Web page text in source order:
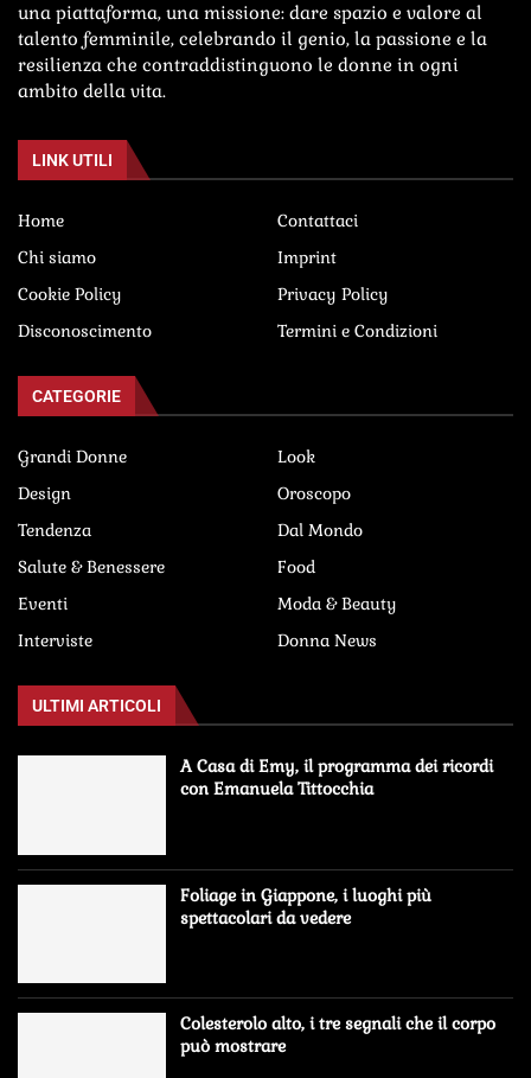
una piattaforma, una missione: dare spazio e valore al
talento femminile, celebrando il genio, la passione e la
resilienza che contraddistinguono le donne in ogni
ambito della vita.
LINK UTILI
Home
Contattaci
Chi siamo
Imprint
Cookie Policy
Privacy Policy
Disconoscimento
Termini e Condizioni
CATEGORIE
Grandi Donne
Look
Design
Oroscopo
Tendenza
Dal Mondo
Salute & Benessere
Food
Eventi
Moda & Beauty
Interviste
Donna News
ULTIMI ARTICOLI
A Casa di Emy, il programma dei ricordi
con Emanuela Tittocchia
Foliage in Giappone, i luoghi più
spettacolari da vedere
Colesterolo alto, i tre segnali che il corpo
può mostrare